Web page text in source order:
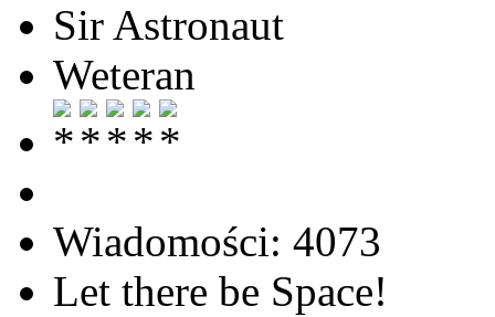
Sir Astronaut
Weteran
Wiadomości: 4073
Let there be Space!